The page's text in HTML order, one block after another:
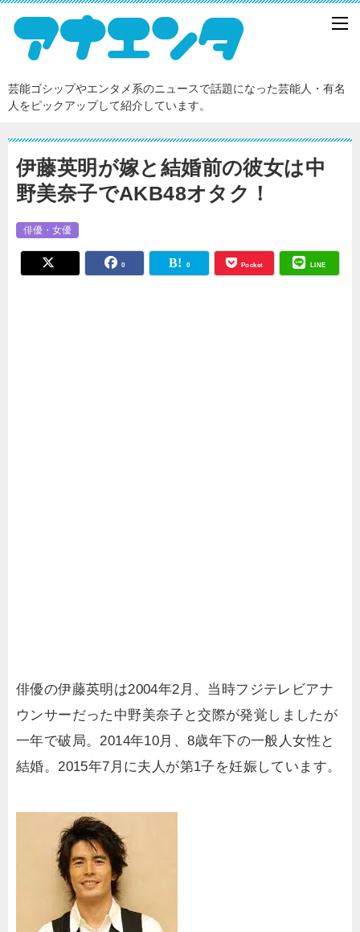
芸能ゴシップやエンタメ系のニュースで話題になった芸能人・有名
人をピックアップして紹介しています。
伊藤英明が嫁と結婚前の彼女は中
野美奈子でAKB48オタク！
俳優・女優
0 0 Pocket LINE
俳優の伊藤英明は2004年2月、当時フジテレビアナ
ウンサーだった中野美奈子と交際が発覚しましたが
一年で破局。2014年10月、8歳年下の一般人女性と
結婚。2015年7月に夫人が第1子を妊娠しています。